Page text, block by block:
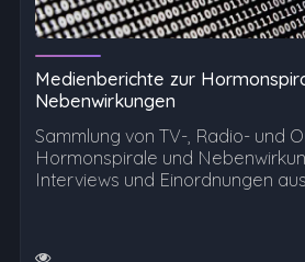
Medienberichte zur
Nebenwirkungen
Sammlung von TV-, Radio- und
Hormonspirale und
Interviews und Einordnungen